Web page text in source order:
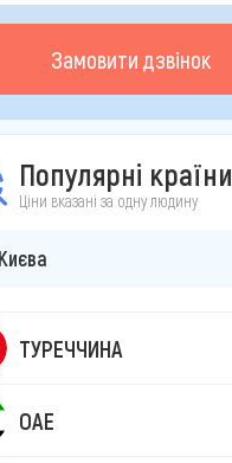
Замовити дзвінок
Популярні країни
Ціни вказані за одну людину
ТУРЕЧЧИНА
ОАЕ